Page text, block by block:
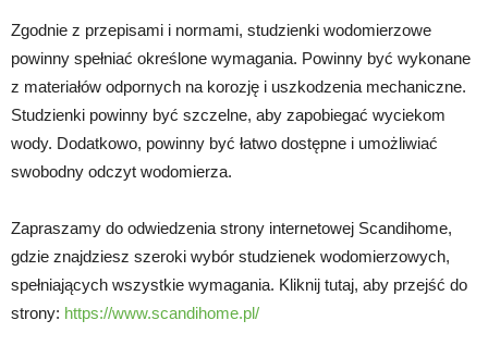
Zgodnie z przepisami i normami, studzienki wodomierzowe
powinny spełniać określone wymagania. Powinny być wykonane
z materiałów odpornych na korozję i uszkodzenia mechaniczne.
Studzienki powinny być szczelne, aby zapobiegać wyciekom
wody. Dodatkowo, powinny być łatwo dostępne i umożliwiać
swobodny odczyt wodomierza.
Zapraszamy do odwiedzenia strony internetowej Scandihome,
gdzie znajdziesz szeroki wybór studzienek wodomierzowych,
spełniających wszystkie wymagania. Kliknij tutaj, aby przejść do
strony: https://www.scandihome.pl/